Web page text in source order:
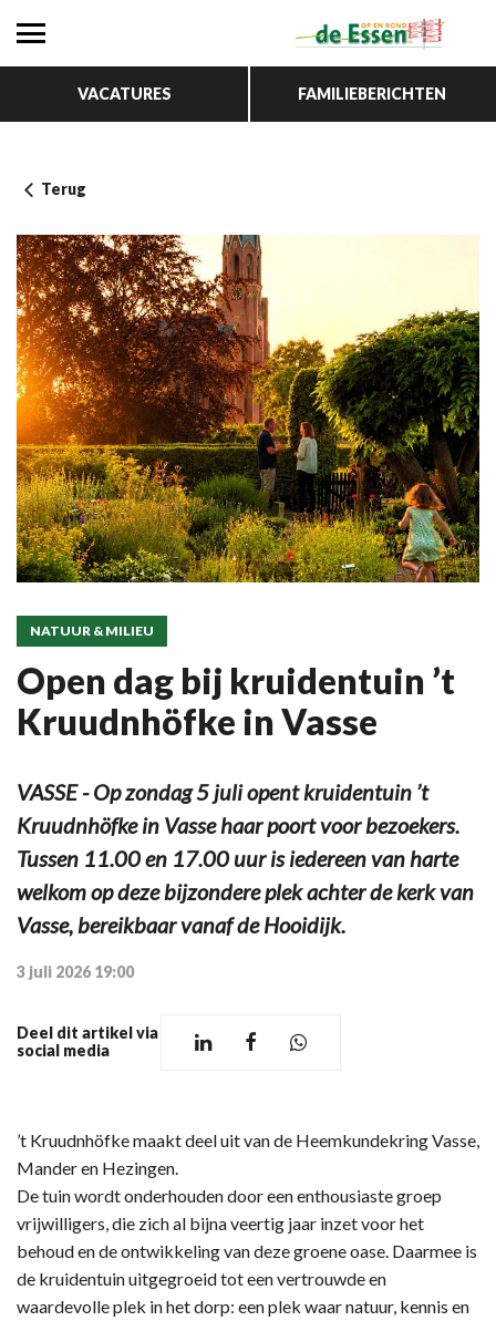
VACATURES FAMILIEBERICHTEN
Terug
NATUUR & MILIEU
Open dag bij kruidentuin ’t
Kruudnhöfke in Vasse
VASSE - Op zondag 5 juli opent kruidentuin ’t
Kruudnhöfke in Vasse haar poort voor bezoekers.
Tussen 11.00 en 17.00 uur is iedereen van harte
welkom op deze bijzondere plek achter de kerk van
Vasse, bereikbaar vanaf de Hooidijk.
3 juli 2026 19:00
Deel dit artikel via
social media
’t Kruudnhöfke maakt deel uit van de Heemkundekring Vasse,
Mander en Hezingen.
De tuin wordt onderhouden door een enthousiaste groep
vrijwilligers, die zich al bijna veertig jaar inzet voor het
behoud en de ontwikkeling van deze groene oase. Daarmee is
de kruidentuin uitgegroeid tot een vertrouwde en
waardevolle plek in het dorp: een plek waar natuur, kennis en